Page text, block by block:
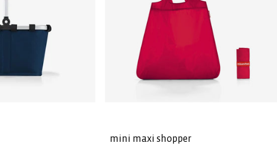
mini maxi shopper